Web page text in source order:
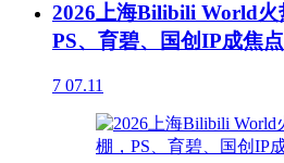
2026上海Bilibili World火
PS、育碧、国创IP成焦点
7 07.11